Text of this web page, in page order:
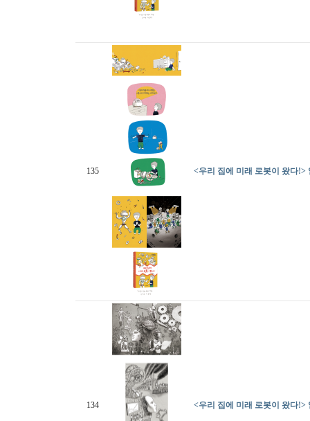
135 <우리 집에 미래 로봇이 왔다!>
134 <우리 집에 미래 로봇이 왔다!>